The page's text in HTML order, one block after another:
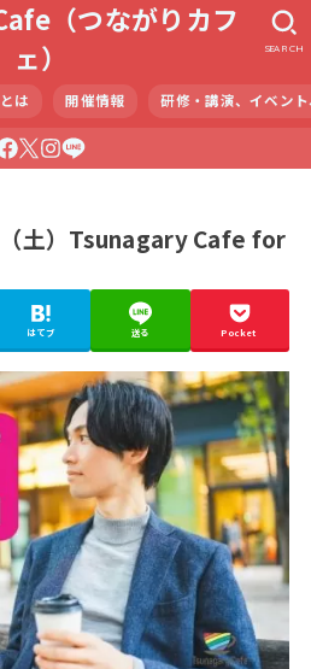
（つながりカフ
ェ）
は 開催情報 研修・講演、イベン
SEARCH
（土）Tsunagary Cafe for
はてブ 送る Pocket